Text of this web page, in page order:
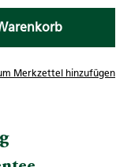
Merkzettel hinzufügen